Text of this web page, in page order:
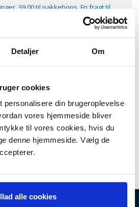
Detaljer Om
cookies
personalisere din brugeroplevelse
vores hjemmeside bliver
til vores cookies, hvis du
denne hjemmeside. Vælg de
alle cookies
39,00 til pakkehops. Fri fragt til
599,-